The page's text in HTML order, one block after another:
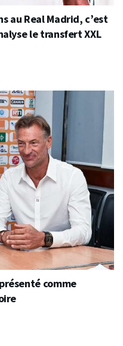
au Real Madrid, c’est
le transfert XXL
comme